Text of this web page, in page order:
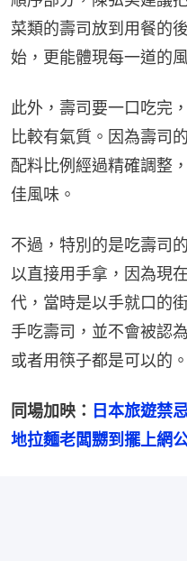
菜類的壽司放到用餐的
始，更能體現每一道的
此外，壽司要一口吃完
比較有氣質。因為壽司
配料比例經過精確調整
佳風味。
不過，特別的是吃壽司
以直接用手拿，因為現
代，當時是以手就口的
手吃壽司，並不會被認
或者用筷子都是可以的。
同場加映： 日本旅遊禁
地拉麵老闆嬲到擺上網